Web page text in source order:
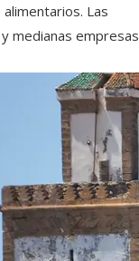
Las
medianas empresas